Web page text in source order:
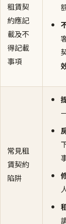
租賃契
約應記
載及不
得記載
事項
常見租
賃契約
陷阱